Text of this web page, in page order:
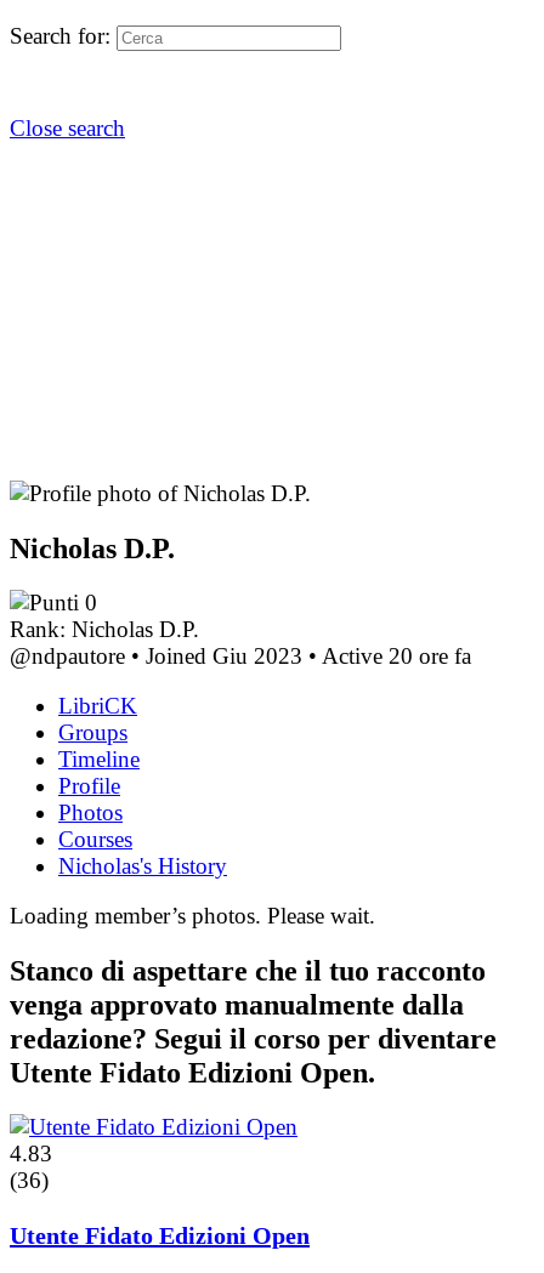
Search for:
Close search
Nicholas D.P.
0
Rank: Nicholas D.P.
@ndpautore • Joined Giu 2023 • Active 20 ore fa
LibriCK
Groups
Timeline
Profile
Photos
Courses
Nicholas's History
Loading member’s photos. Please wait.
Stanco di aspettare che il tuo racconto
venga approvato manualmente dalla
redazione? Segui il corso per diventare
Utente Fidato Edizioni Open.
4.83
(36)
Utente Fidato Edizioni Open